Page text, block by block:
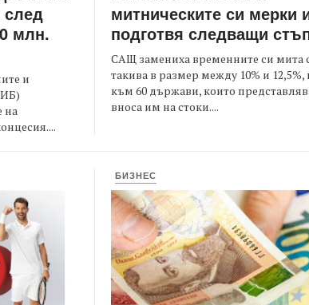
млн.
и
на
митническите си мерки
подготвя следващи
САЩ замениха временните си мита
такива в размер между 10% и 12,5%,
към 60 държави, които
вноса им на стоки....
БИЗНЕС